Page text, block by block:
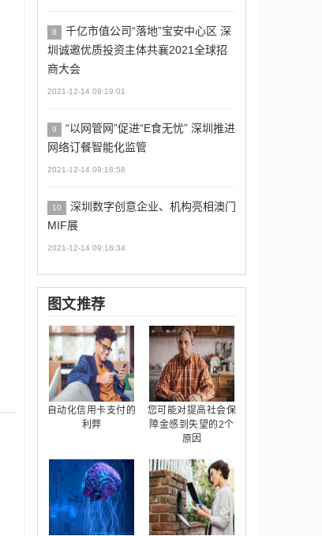
8
千亿市值公司“落地”宝安中心区 深
圳诚邀优质投资主体共襄2021全球招
商大会
2021-12-14 09:19:01
9
“以网管网”促进“E食无忧” 深圳推进
网络订餐智能化监管
2021-12-14 09:18:58
10
深圳数字创意企业、机构亮相澳门
MIF展
2021-12-14 09:18:34
图文推荐
自动化信用卡支付的
利弊
您可能对提高社会保
障金感到失望的2个
原因